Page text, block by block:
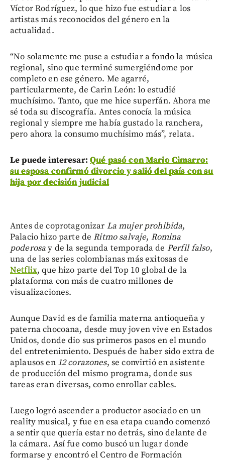
Víctor Rodríguez, lo que hizo fue estudiar a los
artistas más reconocidos del género en la
actualidad.
“No solamente me puse a estudiar a fondo la música
regional, sino que terminé sumergiéndome por
completo en ese género. Me agarré,
particularmente, de Carin León: lo estudié
muchísimo. Tanto, que me hice superfán. Ahora me
sé toda su discografía. Antes conocía la música
regional y siempre me había gustado la ranchera,
pero ahora la consumo muchísimo más”, relata.
Le puede interesar: Qué pasó con Mario Cimarro:
su esposa confirmó divorcio y salió del país con su
hija por decisión judicial
Antes de coprotagonizar La mujer prohibida,
Palacio hizo parte deRitmo salvaje, Romina
poderosay de la segunda temporada de Perfil falso,
una de las series colombianas más exitosas de
Netflix, que hizo parte del Top 10 global de la
plataforma con más de cuatro millones de
visualizaciones.
Aunque David es de familia materna antioqueña y
paterna chocoana, desde muy joven vive en Estados
Unidos, donde dio sus primeros pasos en el mundo
del entretenimiento. Después de haber sido extra de
aplausos en 12 corazones, se convirtió en asistente
de producción del mismo programa, donde sus
tareas eran diversas, como enrollar cables.
Luego logró ascender a productor asociado en un
reality musical, y fue en esa etapa cuando comenzó
a sentir que quería estar no detrás, sino delante de
la cámara. Así fue como buscó un lugar donde
formarse y encontró el Centro de Formación